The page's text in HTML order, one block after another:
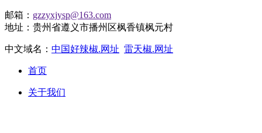
邮箱： gzzyxjysp@163.com
地址：贵州省遵义市播州区枫香镇枫元村
中文域名： 中国好辣椒.网址 雷天椒.网址
首页
关于我们